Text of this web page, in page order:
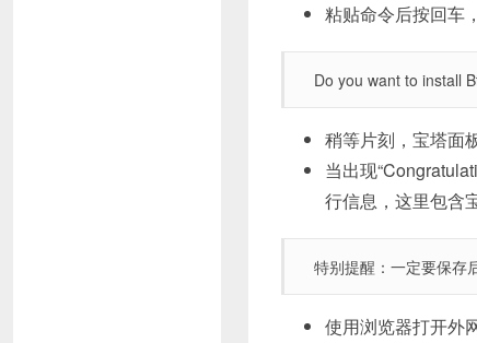
粘贴命令后按回车
Do you want to install
稍等片刻，宝塔面
当出现
行信息，这里包含
特别提醒：一定要保存
使用浏览器打开外